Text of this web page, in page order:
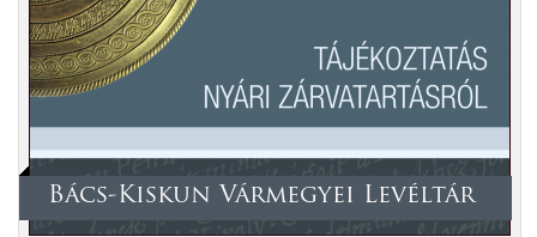
Bács-Kiskun Vármegyei Levéltár